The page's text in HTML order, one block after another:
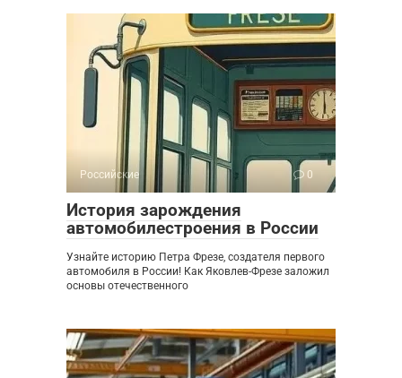
Российские 0
История зарождения
автомобилестроения в России
Узнайте историю Петра Фрезе, создателя первого
автомобиля в России! Как Яковлев-Фрезе заложил
основы отечественного